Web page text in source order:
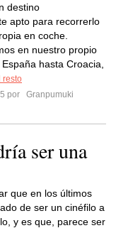
destino
apto para recorrerlo
en coche.
en nuestro propio
hasta Croacia,
resto
por
Granpumuki
ser una
que en los últimos
de ser un cinéfilo a
y es que, parece ser